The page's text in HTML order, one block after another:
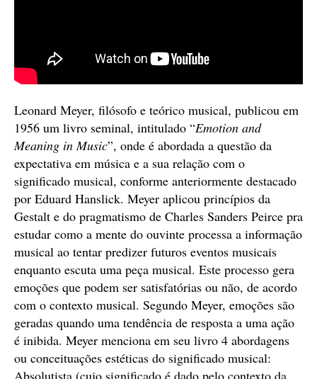
Leonard Meyer, filósofo e teórico musical, publicou em
1956 um livro seminal, intitulado “Emotion and
Meaning in Music”, onde é abordada a questão da
expectativa em música e a sua relação com o
significado musical, conforme anteriormente destacado
por Eduard Hanslick. Meyer aplicou princípios da
Gestalt e do pragmatismo de Charles Sanders Peirce pra
estudar como a mente do ouvinte processa a informação
musical ao tentar predizer futuros eventos musicais
enquanto escuta uma peça musical. Este processo gera
emoções que podem ser satisfatórias ou não, de acordo
com o contexto musical. Segundo Meyer, emoções são
geradas quando uma tendência de resposta a uma ação
é inibida. Meyer menciona em seu livro 4 abordagens
ou conceituações estéticas do significado musical: